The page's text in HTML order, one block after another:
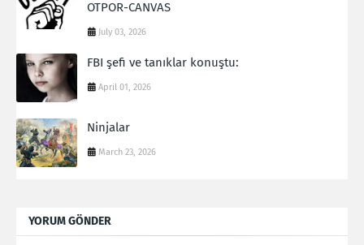
OTPOR-CANVAS
July 03, 2026
FBI şefi ve tanıklar konuştu:
April 01, 2026
Ninjalar
March 23, 2026
YORUM GÖNDER